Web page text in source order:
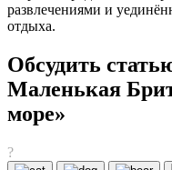
развлечениями и
отдыха.
Обсудить
Маленькая
море»
?